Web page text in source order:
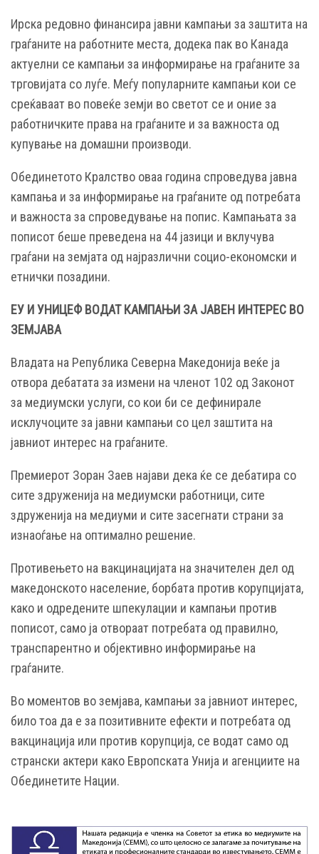
Ирска редовно финансира јавни кампањи за заштита на
граѓаните на работните места, додека пак во Канада
актуелни се кампањи за информирање на граѓаните за
трговијата со луѓе. Меѓу популарните кампањи кои се
среќаваат во повеќе земји во светот се и оние за
работничките права на граѓаните и за важноста од
купување на домашни производи.
Обединетото Кралство оваа година спроведува јавна
кампања и за информирање на граѓаните од потребата
и важноста за спроведување на попис. Кампањата за
пописот беше преведена на 44 јазици и вклучува
граѓани на земјата од најразлични социо-економски и
етнички позадини.
ЕУ И УНИЦЕФ ВОДАТ КАМПАЊИ ЗА ЈАВЕН ИНТЕРЕС ВО
ЗЕМЈАВА
Владата на Република Северна Македонија веќе ја
отвора дебатата за измени на членот 102 од Законот
за медиумски услуги, со кои би се дефинирале
исклучоците за јавни кампањи со цел заштита на
јавниот интерес на граѓаните.
Премиерот Зоран Заев најави дека ќе се дебатира со
сите здруженија на медиумски работници, сите
здруженија на медиуми и сите засегнати страни за
изнаоѓање на оптимално решение.
Противењето на вакцинацијата на значителен дел од
македонското население, борбата против корупцијата,
како и одредените шпекулации и кампањи против
пописот, само ја отвораат потребата од правилно,
транспарентно и објективно информирање на
граѓаните.
Во моментов во земјава, кампањи за јавниот интерес,
било тоа да е за позитивните ефекти и потребата од
вакцинација или против корупција, се водат само од
странски актери како Европската Унија и агенциите на
Обединетите Нации.